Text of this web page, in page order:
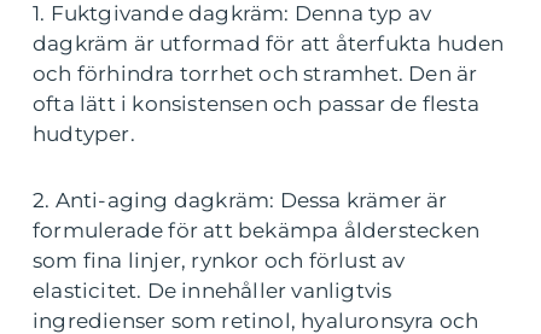
1. Fuktgivande dagkräm: Denna typ av
dagkräm är utformad för att återfukta huden
och förhindra torrhet och stramhet. Den är
ofta lätt i konsistensen och passar de flesta
hudtyper.
2. Anti-aging dagkräm: Dessa krämer är
formulerade för att bekämpa ålderstecken
som fina linjer, rynkor och förlust av
elasticitet. De innehåller vanligtvis
ingredienser som retinol, hyaluronsyra och